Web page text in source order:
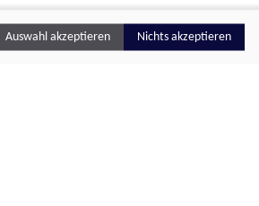
Auswahl akzeptieren Nichts akzeptieren